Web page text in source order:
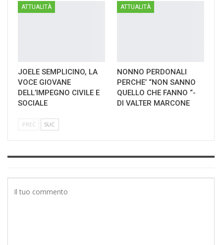
ATTUALITÀ
JOELE SEMPLICINO, LA
VOCE GIOVANE
DELL’IMPEGNO CIVILE E
SOCIALE
ATTUALITÀ
NONNO PERDONALI
PERCHE’ “NON SANNO
QUELLO CHE FANNO “-
DI VALTER MARCONE
PREC SUC